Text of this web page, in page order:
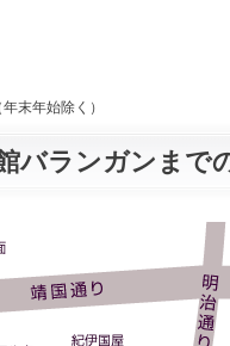
末年始除く）
バランガンまで